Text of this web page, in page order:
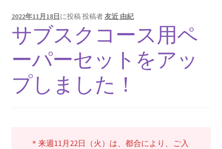
2022年11月18日に投稿投稿者友近 由紀
サブスクコース用ペ
ーパーセットをアッ
プしました！
＊来週11月22日（火）は、都合により、ご入